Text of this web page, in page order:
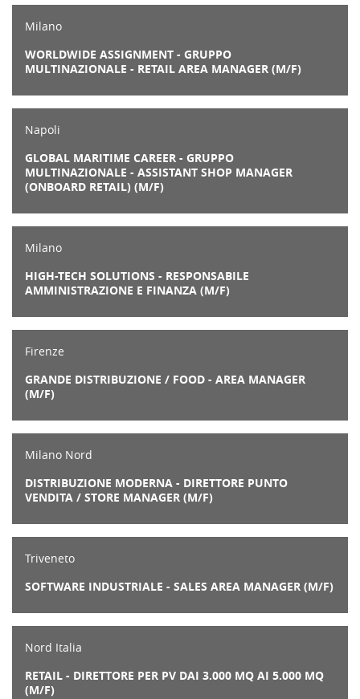
Milano
WORLDWIDE ASSIGNMENT - GRUPPO
MULTINAZIONALE - RETAIL AREA MANAGER (M/F)
Napoli
GLOBAL MARITIME CAREER - GRUPPO
MULTINAZIONALE - ASSISTANT SHOP MANAGER
(ONBOARD RETAIL) (M/F)
Milano
HIGH-TECH SOLUTIONS - RESPONSABILE
AMMINISTRAZIONE E FINANZA (M/F)
Firenze
GRANDE DISTRIBUZIONE / FOOD - AREA MANAGER
(M/F)
Milano Nord
DISTRIBUZIONE MODERNA - DIRETTORE PUNTO
VENDITA / STORE MANAGER (M/F)
Triveneto
SOFTWARE INDUSTRIALE - SALES AREA MANAGER (M/F)
Nord Italia
RETAIL - DIRETTORE PER PV DAI 3.000 MQ AI 5.000 MQ
(M/F)